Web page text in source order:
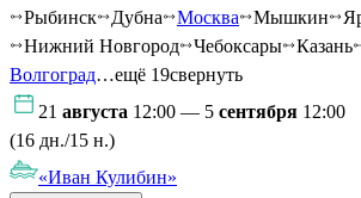
Рыбинск
Дубна Москва Мышкин
Нижний Новгород
Чебоксары Казань
Волгоград…ещё 19свернуть
21 августа 12:00 — 5 сентября 12:00
(16 дн./15 н.)
«Иван Кулибин»